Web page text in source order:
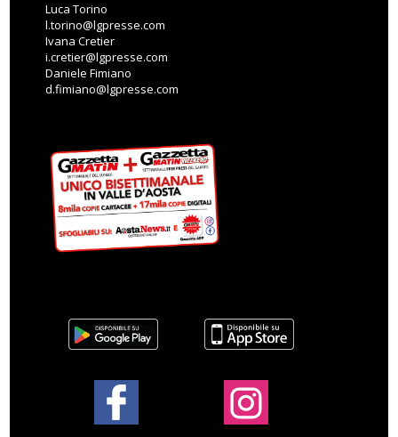
Luca Torino
l.torino@lgpresse.com
Ivana Cretier
i.cretier@lgpresse.com
Daniele Fimiano
d.fimiano@lgpresse.com